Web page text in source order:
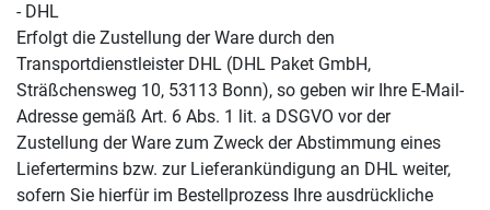
- DHL
Erfolgt die Zustellung der Ware durch den
Transportdienstleister DHL (DHL Paket GmbH,
Sträßchensweg 10, 53113 Bonn), so geben wir Ihre E-Mail-
Adresse gemäß Art. 6 Abs. 1 lit. a DSGVO vor der
Zustellung der Ware zum Zweck der Abstimmung eines
Liefertermins bzw. zur Lieferankündigung an DHL weiter,
sofern Sie hierfür im Bestellprozess Ihre ausdrückliche